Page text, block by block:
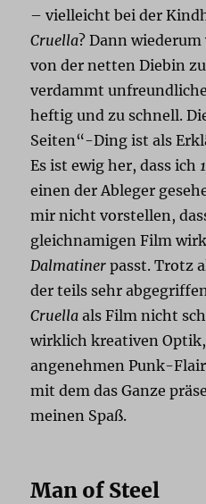
– vielleicht bei der
Cruella? Dann
von der netten Diebin
verdammt
heftig und zu schnell.
Seiten“-Ding ist als
Es ist ewig her, dass ich
einen der Ableger
mir nicht vorstellen,
gleichnamigen Film
Dalmatiner passt. Trotz
der teils sehr
Cruella als Film nicht
wirklich kreativen
angenehmen Punk-
mit dem das Ganze
meinen Spaß.
Man of Steel